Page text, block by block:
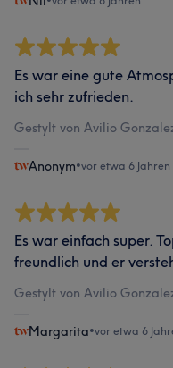
Es war eine gute
ich sehr zufrieden.
Gestylt von Avilio
Anonym•vor etwa 6 Jahren
Es war einfach super.
freundlich und er
Gestylt von Avilio
Margarita•vor etwa 6